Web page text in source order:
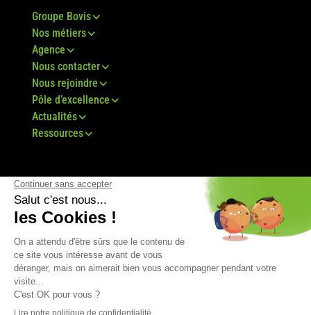
Groupe Bovis
Nos métiers
Agence
Nous contacter
Nous rejoindre
Pôle d’excellence
Actualités
Ressources
© Groupe Bovis 2024 - Mentions légales
-Plan du site CGV